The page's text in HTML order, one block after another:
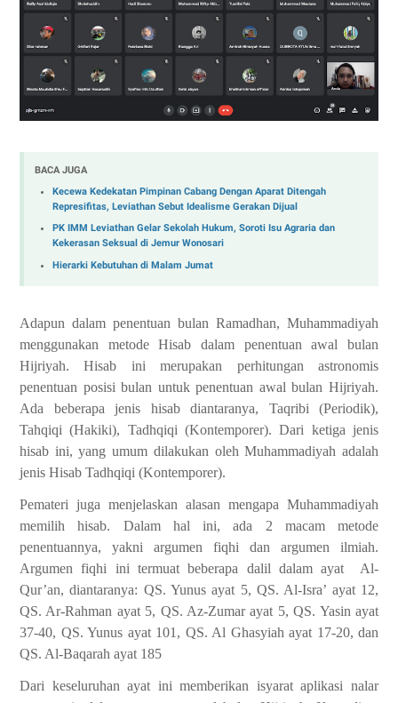
BACA JUGA
Kecewa Kedekatan Pimpinan Cabang Dengan Aparat Ditengah
Represifitas, Leviathan Sebut Idealisme Gerakan Dijual
PK IMM Leviathan Gelar Sekolah Hukum, Soroti Isu Agraria dan
Kekerasan Seksual di Jemur Wonosari
Hierarki Kebutuhan di Malam Jumat
Adapun dalam penentuan bulan Ramadhan, Muhammadiyah
menggunakan metode Hisab dalam penentuan awal bulan
Hijriyah. Hisab ini merupakan perhitungan astronomis
penentuan posisi bulan untuk penentuan awal bulan Hijriyah.
Ada beberapa jenis hisab diantaranya, Taqribi (Periodik),
Tahqiqi (Hakiki), Tadhqiqi (Kontemporer). Dari ketiga jenis
hisab ini, yang umum dilakukan oleh Muhammadiyah adalah
jenis Hisab Tadhqiqi (Kontemporer).
Pemateri juga menjelaskan alasan mengapa Muhammadiyah
memilih hisab. Dalam hal ini, ada 2 macam metode
penentuannya, yakni argumen fiqhi dan argumen ilmiah.
Argumen fiqhi ini termuat beberapa dalil dalam ayat
Al-
Qur’an, diantaranya: QS. Yunus ayat 5, QS. Al-Isra’ ayat 12,
QS. Ar-Rahman ayat 5, QS. Az-Zumar ayat 5, QS. Yasin ayat
37-40, QS. Yunus ayat 101, QS. Al Ghasyiah ayat 17-20, dan
QS. Al-Baqarah ayat 185
Dari keseluruhan ayat ini memberikan isyarat aplikasi nalar